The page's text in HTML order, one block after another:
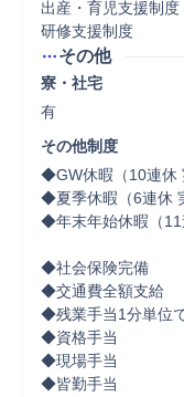
出産・育児支援制度
研修支援制度
その他
寮・社宅
有
その他制度
◆GW休暇（10連休
◆夏季休暇（6連休
◆年末年始休暇（11
◆社会保険完備
◆交通費全額支給
◆残業手当1分単位
◆資格手当
◆現場手当
◆皆勤手当